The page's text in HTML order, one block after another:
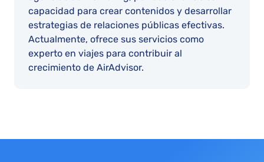
capacidad para crear contenidos y desarrollar
estrategias de relaciones públicas efectivas.
Actualmente, ofrece sus servicios como
experto en viajes para contribuir al
crecimiento de AirAdvisor.